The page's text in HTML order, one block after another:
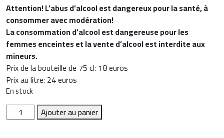
Attention! L’abus d’alcool est dangereux pour la santé, à
consommer avec modération!
La consommation d’alcool est dangereuse pour les
femmes enceintes et la vente d’alcool est interdite aux
mineurs.
Prix de la bouteille de 75 cl: 18 euros
Prix au litre: 24 euros
En stock
quantité
de
Ajouter au panier